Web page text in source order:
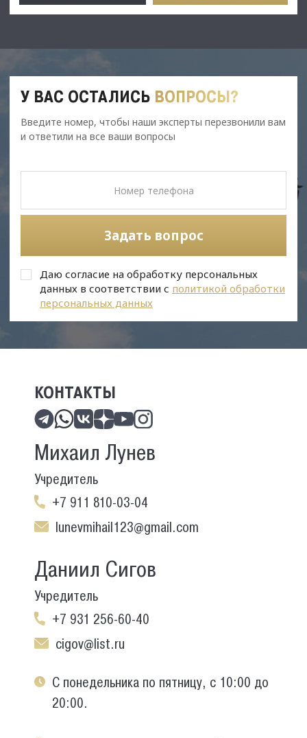
У ВАС ОСТАЛИСЬ ВОПРОСЫ?
Введите номер, чтобы наши эксперты перезвонили вам
и ответили на все ваши вопросы
Задать вопрос
Даю согласие на обработку персональных
данных в соответствии с политикой обработки
персональных данных
КОНТАКТЫ
Михаил Лунев
Учредитель
+7 911 810-03-04
lunevmihail123@gmail.com
Даниил Сигов
Учредитель
+7 931 256-60-40
cigov@list.ru
С понедельника по пятницу, с 10:00 до
20:00.